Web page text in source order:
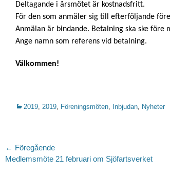
Deltagande i årsmötet är kostnadsfritt.
För den som anmäler sig till efterföljande
Anmälan är bindande. Betalning ska ske
Ange namn som referens vid betalning.
Välkommen!
Kategorier
2019, 2019, Föreningsmöten, Inbjudan, Nyheter
Inläggsnavigering
← Föregående
Föregående
Medlemsmöte 21 februari om Sjöfartsverket